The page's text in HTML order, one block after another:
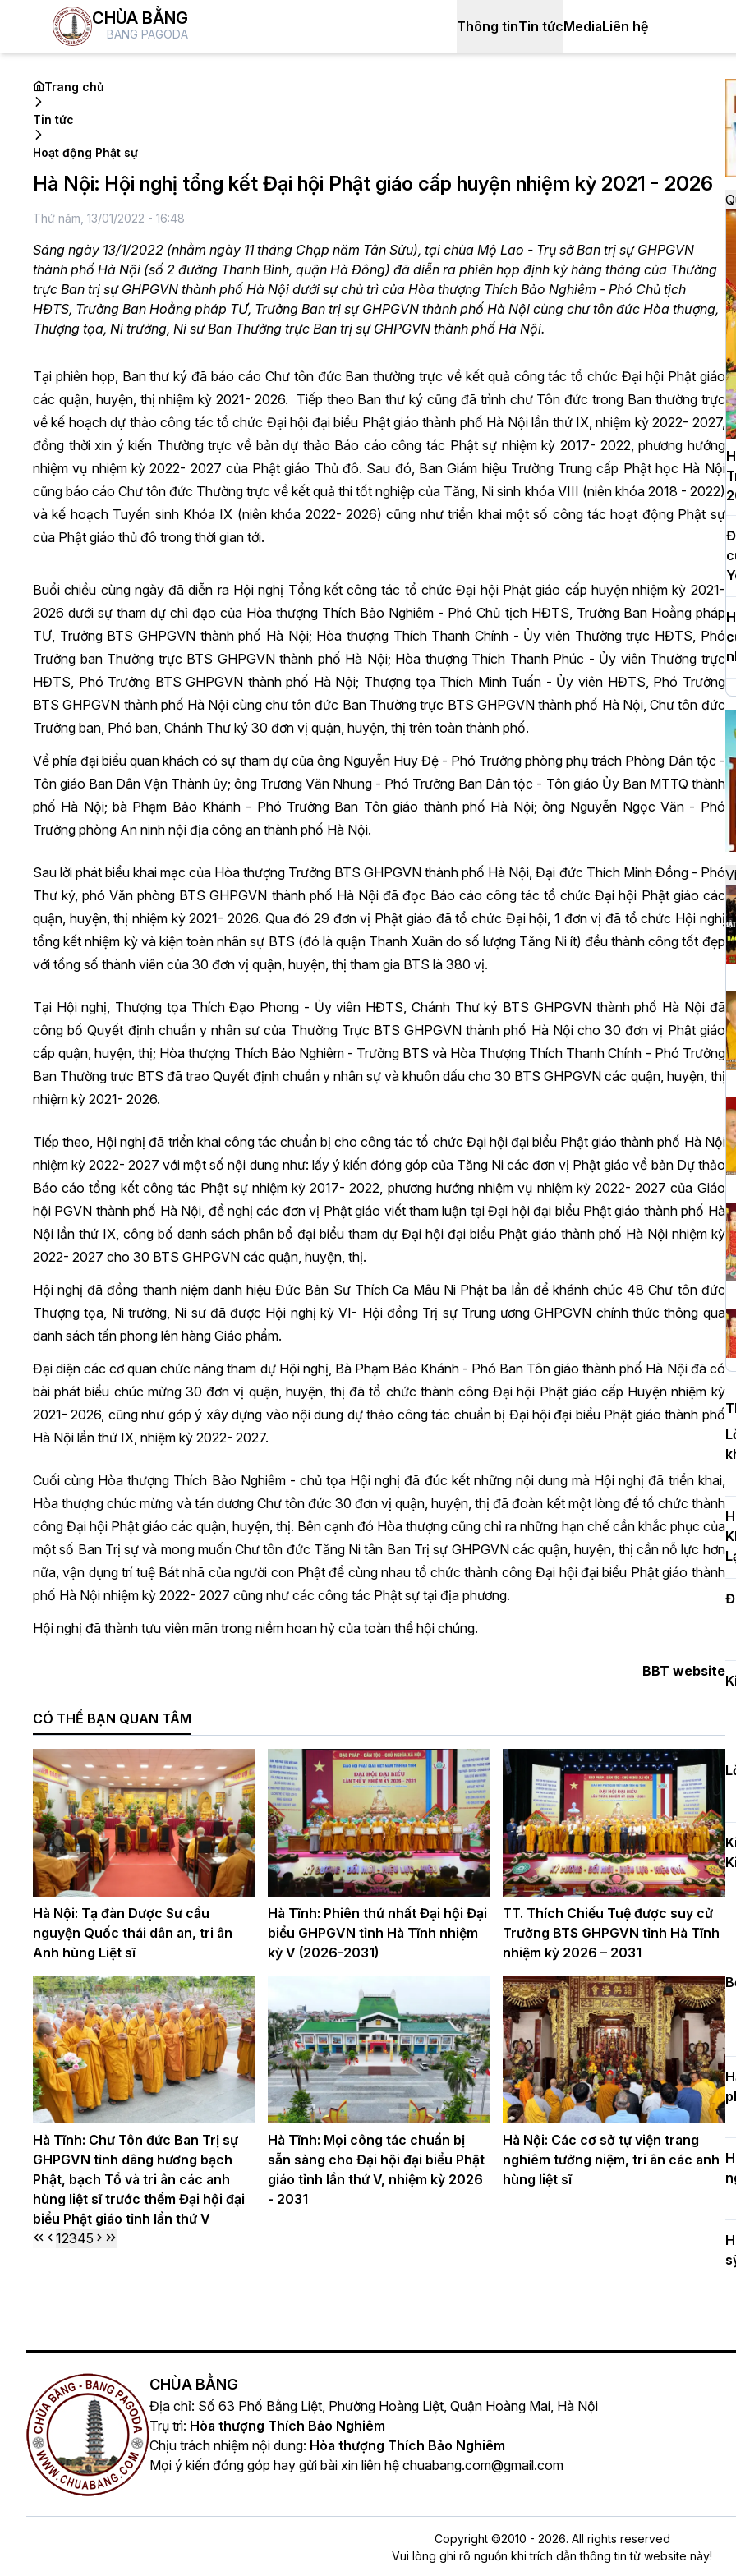
CHÙA BẰNG
BANG PAGODA Thông tinTin tứcMediaLiên hệ
Trang chủ
Tin tức
Hoạt động Phật sự
Hà Nội: Hội nghị tổng kết Đại hội Phật giáo cấp huyện nhiệm kỳ 2021 - 2026
Thứ năm, 13/01/2022 - 16:48
Sáng ngày 13/1/2022 (nhằm ngày 11 tháng Chạp năm Tân Sửu), tại chùa Mộ Lao - Trụ sở Ban trị sự GHPGVN
thành phố Hà Nội (số 2 đường Thanh Bình, quận Hà Đông) đã diễn ra phiên họp định kỳ hàng tháng của Thường
trực Ban trị sự GHPGVN thành phố Hà Nội dưới sự chủ trì của Hòa thượng Thích Bảo Nghiêm - Phó Chủ tịch
HĐTS, Trưởng Ban Hoằng pháp TƯ, Trưởng Ban trị sự GHPGVN thành phố Hà Nội cùng chư tôn đức Hòa thượng,
Thượng tọa, Ni trưởng, Ni sư Ban Thường trực Ban trị sự GHPGVN thành phố Hà Nội.
Tại phiên họp, Ban thư ký đã báo cáo Chư tôn đức Ban thường trực về kết quả công tác tổ chức Đại hội Phật giáo
các quận, huyện, thị nhiệm kỳ 2021- 2026. Tiếp theo Ban thư ký cũng đã trình chư Tôn đức trong Ban thường trực
về kế hoạch dự thảo công tác tổ chức Đại hội đại biểu Phật giáo thành phố Hà Nội lần thứ IX, nhiệm kỳ 2022- 2027,
đồng thời xin ý kiến Thường trực về bản dự thảo Báo cáo công tác Phật sự nhiệm kỳ 2017- 2022, phương hướng
nhiệm vụ nhiệm kỳ 2022- 2027 của Phật giáo Thủ đô. Sau đó, Ban Giám hiệu Trường Trung cấp Phật học Hà Nội
cũng báo cáo Chư tôn đức Thường trực về kết quả thi tốt nghiệp của Tăng, Ni sinh khóa VIII (niên khóa 2018 - 2022)
và kế hoạch Tuyển sinh Khóa IX (niên khóa 2022- 2026) cũng như triển khai một số công tác hoạt động Phật sự
của Phật giáo thủ đô trong thời gian tới.
Buổi chiều cùng ngày đã diễn ra Hội nghị Tổng kết công tác tổ chức Đại hội Phật giáo cấp huyện nhiệm kỳ 2021-
2026 dưới sự tham dự chỉ đạo của Hòa thượng Thích Bảo Nghiêm - Phó Chủ tịch HĐTS, Trưởng Ban Hoằng pháp
TƯ, Trưởng BTS GHPGVN thành phố Hà Nội; Hòa thượng Thích Thanh Chính - Ủy viên Thường trực HĐTS, Phó
Trưởng ban Thường trực BTS GHPGVN thành phố Hà Nội; Hòa thượng Thích Thanh Phúc - Ủy viên Thường trực
HĐTS, Phó Trưởng BTS GHPGVN thành phố Hà Nội; Thượng tọa Thích Minh Tuấn - Ủy viên HĐTS, Phó Trưởng
BTS GHPGVN thành phố Hà Nội cùng chư tôn đức Ban Thường trực BTS GHPGVN thành phố Hà Nội, Chư tôn đức
Trưởng ban, Phó ban, Chánh Thư ký 30 đơn vị quận, huyện, thị trên toàn thành phố.
Về phía đại biểu quan khách có sự tham dự của ông Nguyễn Huy Đệ - Phó Trưởng phòng phụ trách Phòng Dân tộc -
Tôn giáo Ban Dân Vận Thành ủy; ông Trương Văn Nhung - Phó Trưởng Ban Dân tộc - Tôn giáo Ủy Ban MTTQ thành
phố Hà Nội; bà Phạm Bảo Khánh - Phó Trưởng Ban Tôn giáo thành phố Hà Nội; ông Nguyễn Ngọc Văn - Phó
Trưởng phòng An ninh nội địa công an thành phố Hà Nội.
Sau lời phát biểu khai mạc của Hòa thượng Trưởng BTS GHPGVN thành phố Hà Nội, Đại đức Thích Minh Đồng - Phó
Thư ký, phó Văn phòng BTS GHPGVN thành phố Hà Nội đã đọc Báo cáo công tác tổ chức Đại hội Phật giáo các
quận, huyện, thị nhiệm kỳ 2021- 2026. Qua đó 29 đơn vị Phật giáo đã tổ chức Đại hội, 1 đơn vị đã tổ chức Hội nghị
tổng kết nhiệm kỳ và kiện toàn nhân sự BTS (đó là quận Thanh Xuân do số lượng Tăng Ni ít) đều thành công tốt đẹp
với tổng số thành viên của 30 đơn vị quận, huyện, thị tham gia BTS là 380 vị.
Tại Hội nghị, Thượng tọa Thích Đạo Phong - Ủy viên HĐTS, Chánh Thư ký BTS GHPGVN thành phố Hà Nội đã
công bố Quyết định chuẩn y nhân sự của Thường Trực BTS GHPGVN thành phố Hà Nội cho 30 đơn vị Phật giáo
cấp quận, huyện, thị; Hòa thượng Thích Bảo Nghiêm - Trưởng BTS và Hòa Thượng Thích Thanh Chính - Phó Trưởng
Ban Thường trực BTS đã trao Quyết định chuẩn y nhân sự và khuôn dấu cho 30 BTS GHPGVN các quận, huyện, thị
nhiệm kỳ 2021- 2026.
Tiếp theo, Hội nghị đã triển khai công tác chuẩn bị cho công tác tổ chức Đại hội đại biểu Phật giáo thành phố Hà Nội
nhiệm kỳ 2022- 2027 với một số nội dung như: lấy ý kiến đóng góp của Tăng Ni các đơn vị Phật giáo về bản Dự thảo
Báo cáo tổng kết công tác Phật sự nhiệm kỳ 2017- 2022, phương hướng nhiệm vụ nhiệm kỳ 2022- 2027 của Giáo
hội PGVN thành phố Hà Nội, đề nghị các đơn vị Phật giáo viết tham luận tại Đại hội đại biểu Phật giáo thành phố Hà
Nội lần thứ IX, công bố danh sách phân bổ đại biểu tham dự Đại hội đại biểu Phật giáo thành phố Hà Nội nhiệm kỳ
2022- 2027 cho 30 BTS GHPGVN các quận, huyện, thị.
Hội nghị đã đồng thanh niệm danh hiệu Đức Bản Sư Thích Ca Mâu Ni Phật ba lần để khánh chúc 48 Chư tôn đức
Thượng tọa, Ni trưởng, Ni sư đã được Hội nghị kỳ VI- Hội đồng Trị sự Trung ương GHPGVN chính thức thông qua
danh sách tấn phong lên hàng Giáo phẩm.
Đại diện các cơ quan chức năng tham dự Hội nghị, Bà Phạm Bảo Khánh - Phó Ban Tôn giáo thành phố Hà Nội đã có
bài phát biểu chúc mừng 30 đơn vị quận, huyện, thị đã tổ chức thành công Đại hội Phật giáo cấp Huyện nhiệm kỳ
2021- 2026, cũng như góp ý xây dựng vào nội dung dự thảo công tác chuẩn bị Đại hội đại biểu Phật giáo thành phố
Hà Nội lần thứ IX, nhiệm kỳ 2022- 2027.
Cuối cùng Hòa thượng Thích Bảo Nghiêm - chủ tọa Hội nghị đã đúc kết những nội dung mà Hội nghị đã triển khai,
Hòa thượng chúc mừng và tán dương Chư tôn đức 30 đơn vị quận, huyện, thị đã đoàn kết một lòng để tổ chức thành
công Đại hội Phật giáo các quận, huyện, thị. Bên cạnh đó Hòa thượng cũng chỉ ra những hạn chế cần khắc phục của
một số Ban Trị sự và mong muốn Chư tôn đức Tăng Ni tân Ban Trị sự GHPGVN các quận, huyện, thị cần nỗ lực hơn
nữa, vận dụng trí tuệ Bát nhã của người con Phật để cùng nhau tổ chức thành công Đại hội đại biểu Phật giáo thành
phố Hà Nội nhiệm kỳ 2022- 2027 cũng như các công tác Phật sự tại địa phương.
Hội nghị đã thành tựu viên mãn trong niềm hoan hỷ của toàn thể hội chúng.
BBT website
CÓ THỂ BẠN QUAN TÂM
Hà Nội: Tạ đàn Dược Sư cầu
nguyện Quốc thái dân an, tri ân
Anh hùng Liệt sĩ
Hà Tĩnh: Phiên thứ nhất Đại hội Đại
biểu GHPGVN tỉnh Hà Tĩnh nhiệm
kỳ V (2026-2031)
TT. Thích Chiếu Tuệ được suy cử
Trưởng BTS GHPGVN tỉnh Hà Tĩnh
nhiệm kỳ 2026 – 2031
Hà Tĩnh: Chư Tôn đức Ban Trị sự
GHPGVN tỉnh dâng hương bạch
Phật, bạch Tổ và tri ân các anh
hùng liệt sĩ trước thềm Đại hội đại
biểu Phật giáo tỉnh lần thứ V
Hà Tĩnh: Mọi công tác chuẩn bị
sẵn sàng cho Đại hội đại biểu Phật
giáo tỉnh lần thứ V, nhiệm kỳ 2026
- 2031
Hà Nội: Các cơ sở tự viện trang
nghiêm tưởng niệm, tri ân các anh
hùng liệt sĩ
12345
CHÙA BẰNG
Địa chỉ: Số 63 Phố Bằng Liệt, Phường Hoàng Liệt, Quận Hoàng Mai, Hà Nội
Trụ trì: Hòa thượng Thích Bảo Nghiêm
Chịu trách nhiệm nội dung: Hòa thượng Thích Bảo Nghiêm
Mọi ý kiến đóng góp hay gửi bài xin liên hệ chuabang.com@gmail.com
Copyright ©2010 - 2026. All rights reserved
Vui lòng ghi rõ nguồn khi trích dẫn thông tin từ website này!